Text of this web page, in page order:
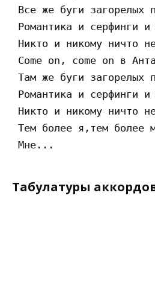
Все же буги загорелых
Романтика и серфинги и
Никто и никому ничто
Come on, come on в
Там же буги загорелых
Романтика и серфинги и
Никто и никому ничто
Тем более я,тем более
Табулатуры